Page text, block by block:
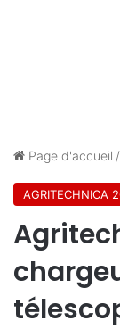
Page d'accueil /
AGRITECHNICA